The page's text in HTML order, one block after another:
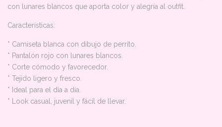
con lunares blancos que aporta color y alegría al outfit.
Características:
* Camiseta blanca con dibujo de perrito.
* Pantalón rojo con lunares blancos.
* Corte cómodo y favorecedor.
* Tejido ligero y fresco.
* Ideal para el día a día.
* Look casual, juvenil y fácil de llevar.